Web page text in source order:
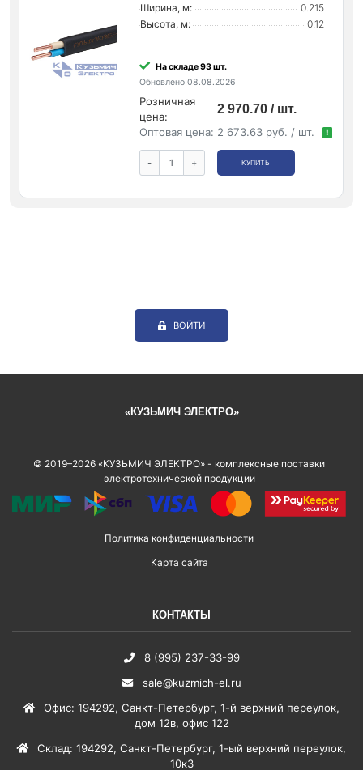
Ширина, м:
0.215
Высота, м:
0.12
На складе 93 шт.
Обновлено 08.08.2026
Розничная
цена:
2 970.70 / шт.
Оптовая цена: 2 673.63 руб. / шт. !
- + КУПИТЬ
ВОЙТИ
«КУЗЬМИЧ ЭЛЕКТРО»
© 2019–2026 «КУЗЬМИЧ ЭЛЕКТРО» - комплексные поставки
электротехнической продукции
Политика конфиденциальности
Карта сайта
КОНТАКТЫ
8 (995) 237-33-99
sale@kuzmich-el.ru
Офис: 194292, Санкт-Петербург, 1-й верхний переулок,
дом 12в, офис 122
Склад: 194292, Санкт-Петербург, 1-ый верхний переулок,
10к3